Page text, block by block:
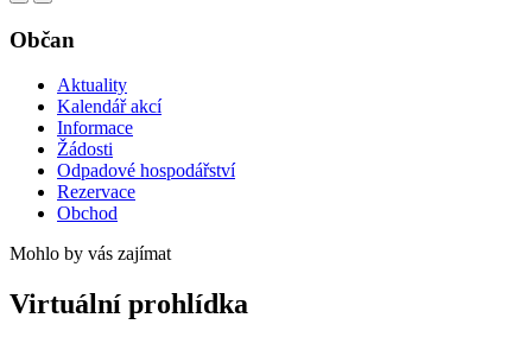
Občan
Aktuality
Kalendář akcí
Informace
Žádosti
Odpadové hospodářství
Rezervace
Obchod
Mohlo by vás zajímat
Virtuální prohlídka